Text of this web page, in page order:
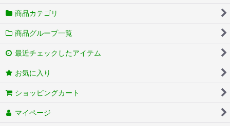
商品カテゴリ
商品グループ一覧
最近チェックしたアイテム
お気に入り
ショッピングカート
マイページ